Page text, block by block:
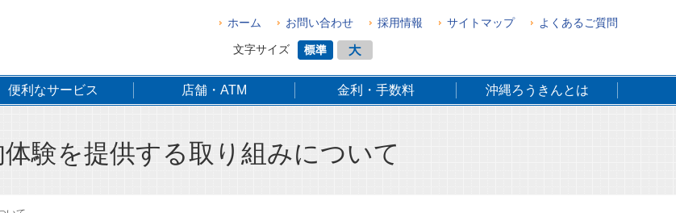
ホーム お問い合わせ 採用情報 サイトマップ よくあるご質問
文字サイズ
便利なサービス 店舗・ATM 金利・手数料 沖縄ろうきんとは
験を提供する取り組みについて